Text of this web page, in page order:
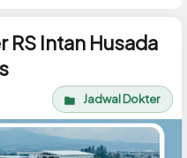
RS Intan Husada
Jadwal Dokter